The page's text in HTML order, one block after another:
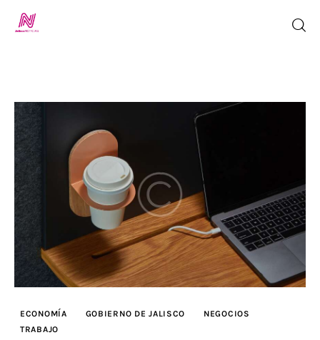
Inicio
TV en Vivo
Jalisco Noticias
Programación
Jalisco TV
Jalisco RADIO / En Vivo
Nosotros
ECONOMÍA GOBIERNO DE JALISCO
NEGOCIOS
TRABAJO